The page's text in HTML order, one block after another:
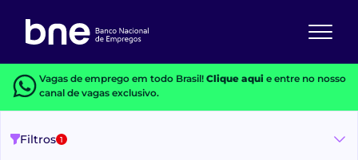
Vagas de emprego em todo Brasil! Clique aquie entre no nosso
canal de vagas exclusivo.
Filtros 1